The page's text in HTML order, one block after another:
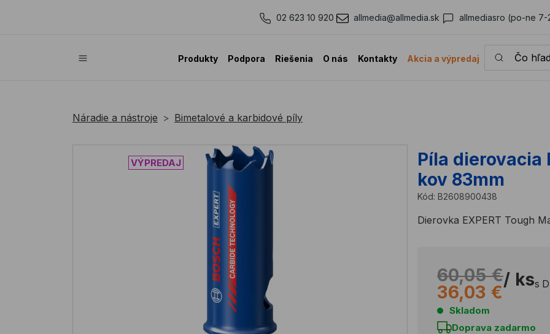
02 623 10 920 allmedia@allmedia.sk allmediasro (po-ne 7-
Produkty Podpora Riešenia O nás Kontakty Akcia a výpredaj
Čo hľadáte?
Náradie a nástroje Bimetalové a karbidové píly
Píla dierovacia
kov 83mm
Kód: B2608900438
Dierovka EXPERT Tough
60,05 €
36,03 €
/ kss
Skladom
Doprava zadarmo